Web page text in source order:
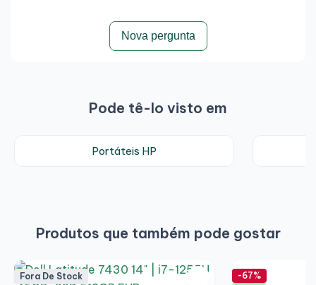
Nova pergunta
Pode tê-lo visto em
Portáteis HP
Produtos que também pode gostar
Fora De Stock
-67%